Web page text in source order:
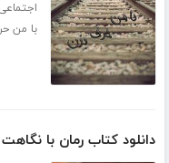
با من
دانلود کتاب رمان با